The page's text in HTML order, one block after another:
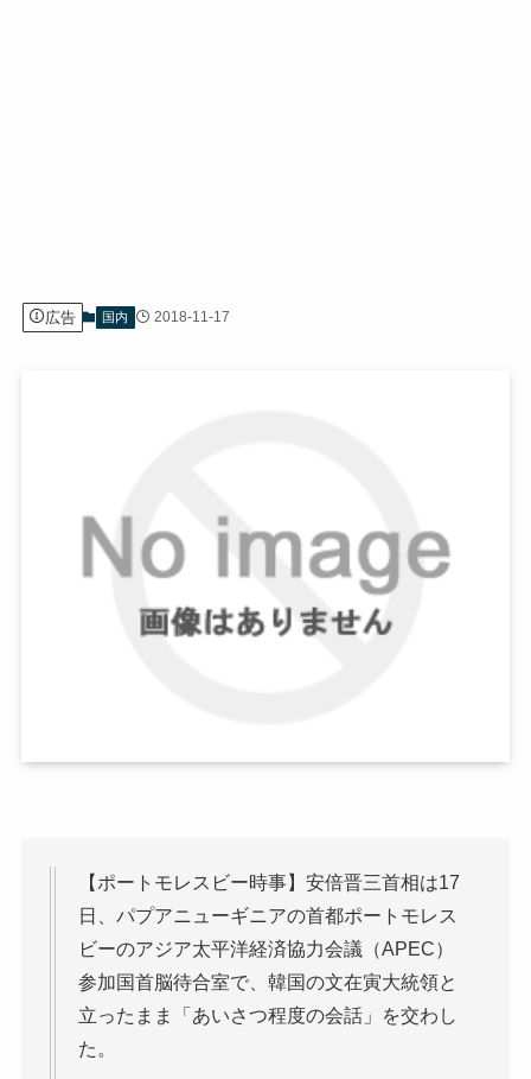
広告 国内 2018-11-17
【ポートモレスビー時事】安倍晋三首相は17
日、パプアニューギニアの首都ポートモレス
ビーのアジア太平洋経済協力会議（APEC）
参加国首脳待合室で、韓国の文在寅大統領と
立ったまま「あいさつ程度の会話」を交わし
た。